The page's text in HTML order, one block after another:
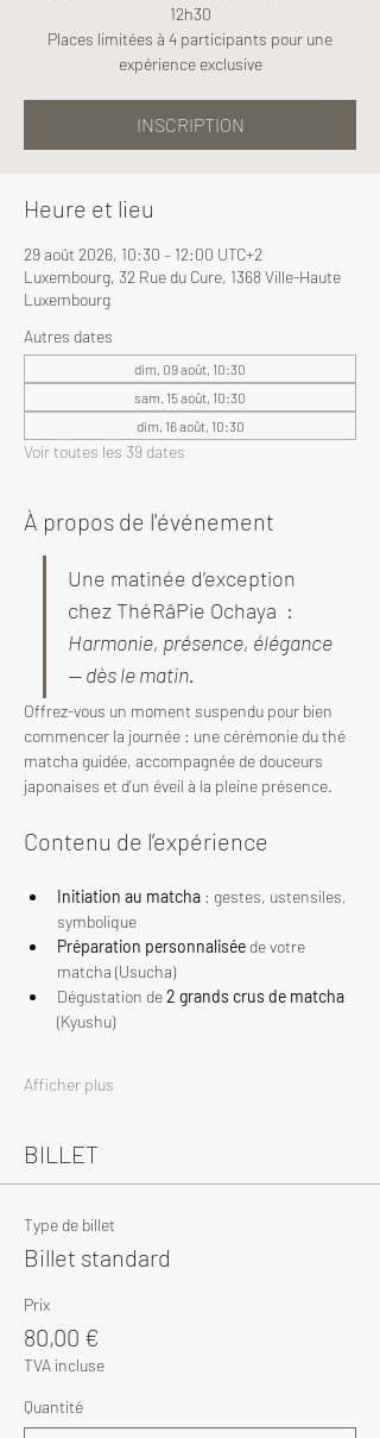
12h30
Places limitées à 4 participants pour une
expérience exclusive
INSCRIPTION
Heure et lieu
29 août 2026, 10:30 – 12:00 UTC+2
Luxembourg, 32 Rue du Cure, 1368 Ville-Haute
Luxembourg
Autres dates
dim. 09 août, 10:30
sam. 15 août, 10:30
dim. 16 août, 10:30
Voir toutes les 39 dates
À propos de l'événement
Une matinée d’exception
chez ThéRâPie Ochaya  :
Harmonie, présence, élégance
— dès le matin.
Offrez-vous un moment suspendu pour bien
commencer la journée : une cérémonie du thé
matcha guidée, accompagnée de douceurs
japonaises et d’un éveil à la pleine présence.
Contenu de l’expérience
Initiation au matcha : gestes, ustensiles,
symbolique
Préparation personnalisée de votre
matcha (Usucha)
Dégustation de 2 grands crus de matcha
(Kyushu)
Afficher plus
BILLET
Type de billet
Billet standard
Prix
80,00 €
TVA incluse
Quantité